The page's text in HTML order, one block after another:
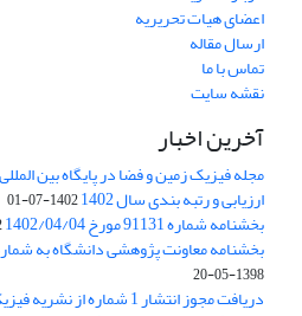
اعضای هیات تحریریه
ارسال مقاله
تماس با ما
نقشه سایت
آخرین اخبار
مجله فیزیک زمین و فضا در پایگاه بین المللی DOAJ نمایه شد.
ارزیابی و رتبه بندی سال 1402 1402-07-01
بخشنامه شماره 91131 مورخ 1402/04/04
بخشنامه معاونت پژوهشی دانشگاه به شماره 140/130382 مورخ 98/
1398-05-20
دریافت مجوز انتشار 1